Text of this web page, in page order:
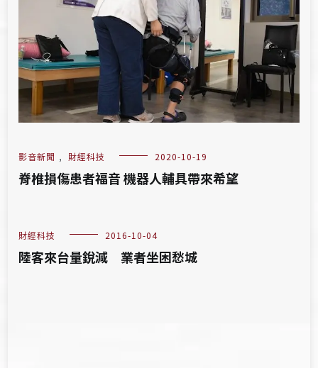
影音新聞 , 財經科技 2020-10-19
脊椎損傷患者福音 機器人輔具帶來希望
財經科技 2016-10-04
陸客來台量銳減 業者坐困愁城